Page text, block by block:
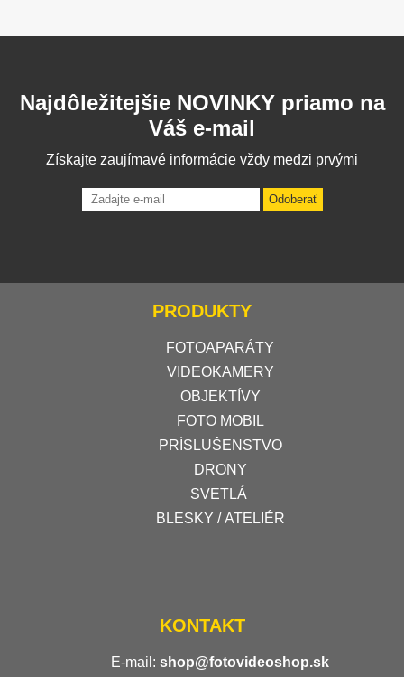
Najdôležitejšie NOVINKY priamo na
Váš e-mail
Získajte zaujímavé informácie vždy medzi prvými
Odoberať
PRODUKTY
FOTOAPARÁTY
VIDEOKAMERY
OBJEKTÍVY
FOTO MOBIL
PRÍSLUŠENSTVO
DRONY
SVETLÁ
BLESKY / ATELIÉR
KONTAKT
E-mail: shop@fotovideoshop.sk